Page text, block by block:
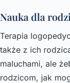
Nauka dla
Terapia
także z ich
maluchami, ale
rodzicom, jak